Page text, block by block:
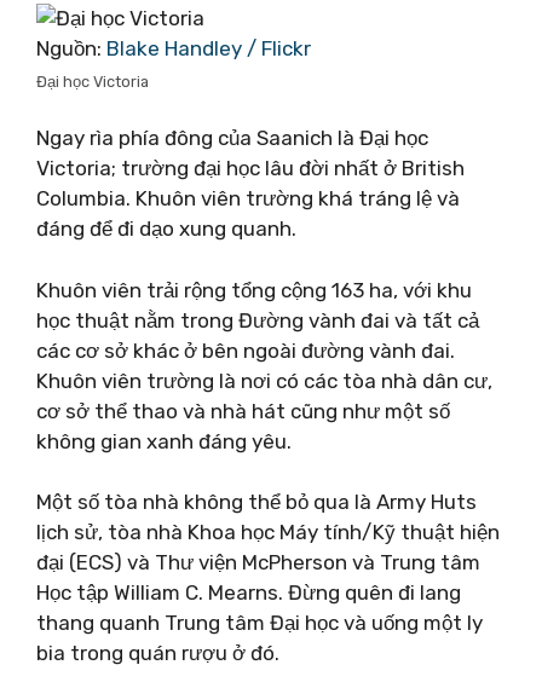
Nguồn: Blake Handley / Flickr
Đại học Victoria
Ngay rìa phía đông của Saanich là Đại học
Victoria; trường đại học lâu đời nhất ở British
Columbia. Khuôn viên trường khá tráng lệ và
đáng để đi dạo xung quanh.
Khuôn viên trải rộng tổng cộng 163 ha, với khu
học thuật nằm trong Đường vành đai và tất cả
các cơ sở khác ở bên ngoài đường vành đai.
Khuôn viên trường là nơi có các tòa nhà dân cư,
cơ sở thể thao và nhà hát cũng như một số
không gian xanh đáng yêu.
Một số tòa nhà không thể bỏ qua là Army Huts
lịch sử, tòa nhà Khoa học Máy tính/Kỹ thuật hiện
đại (ECS) và Thư viện McPherson và Trung tâm
Học tập William C. Mearns. Đừng quên đi lang
thang quanh Trung tâm Đại học và uống một ly
bia trong quán rượu ở đó.